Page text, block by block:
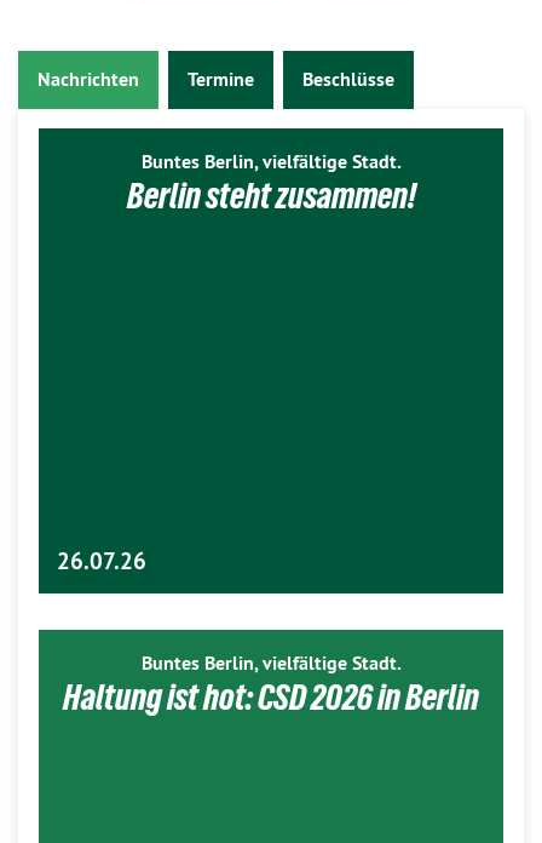
Nachrichten Termine Beschlüsse
Buntes Berlin, vielfältige Stadt.
Berlin steht zusammen!
26.07.26
Buntes Berlin, vielfältige Stadt.
Haltung ist hot: CSD 2026 in Berlin